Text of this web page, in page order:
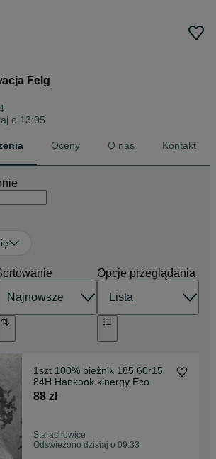
Felg
o 13:05
Oceny O nas Kontakt
Opcje przeglądania
1szt 100% bieżnik 185 60r15
84H Hankook kinergy Eco
88 zł
Starachowice
Odświeżono dzisiaj o 09:33